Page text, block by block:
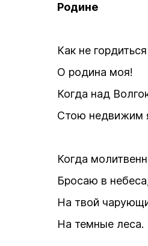
Родине
Как не
О родина моя!
Когда над
Стою недвижим
Когда
Бросаю в
На твой
На темные леса.